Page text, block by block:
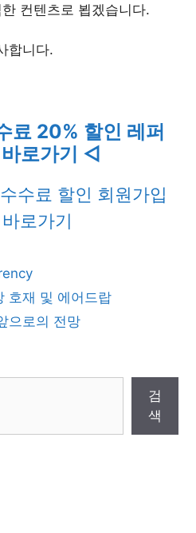
컨텐츠로 뵙겠습니다.
합니다.
료 20% 할인 레퍼
로가기 ◁
수료 할인 회원가입
로가기
호재 및 에어드랍
으로의 전망
검
색